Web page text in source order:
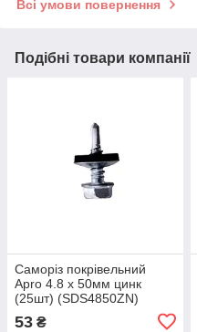
Всі умови повернення
Подібні товари компанії
Саморіз покрівельний
Apro 4.8 x 50мм цинк
(25шт) (SDS4850ZN)
53 ₴